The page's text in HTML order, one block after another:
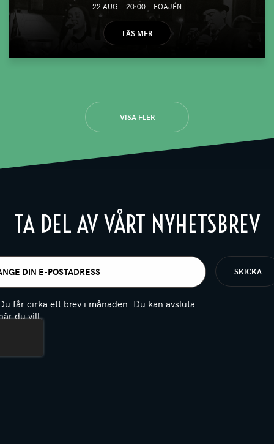
22 AUG 20:00 FOAJÉN
LÄS MER
VISA FLER
TA DEL AV VÅRT NYHETSBREV
får cirka ett brev i månaden. Du kan avsluta
du vill.